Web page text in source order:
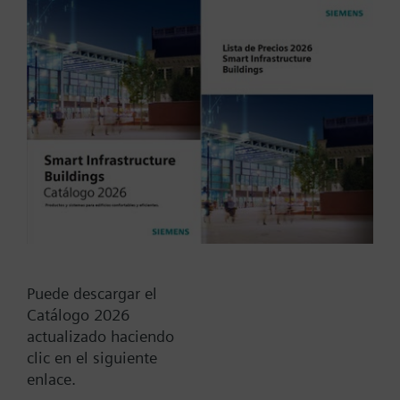
compression fitting for 10
mm.
VFK42.150
BPZ:VFK42.150
Find replacement
Documentos
Puede descargar el
Catálogo 2026
actualizado haciendo
clic en el siguiente
enlace.